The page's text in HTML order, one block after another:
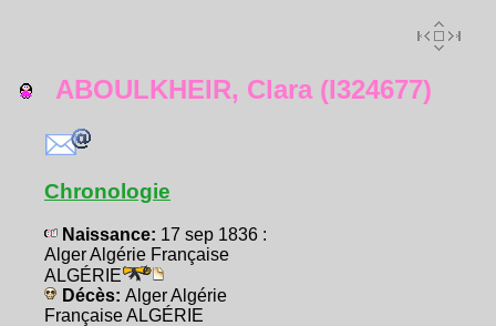
ABOULKHEIR, Clara (I324677)
Chronologie
Naissance: 17 sep 1836 :
Alger Algérie Française
ALGÉRIE
Décès: Alger Algérie
Française ALGÉRIE